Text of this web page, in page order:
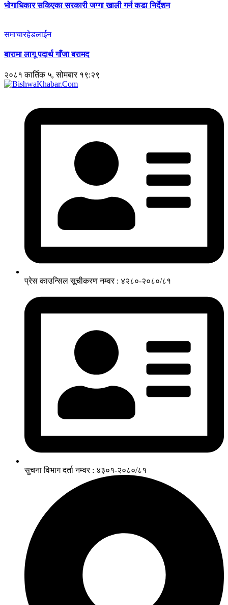
भोगाधिकार सकिएका सरकारी जग्गा खाली गर्न कडा निर्देशन
समाचारहेडलाईन
बारामा लागू पदार्थ गाँजा बरामद
२०८१ कार्तिक ५, सोमबार १९:२९
प्रेस काउन्सिल सूचीकरण नम्वर : ४२८०-२०८०/८१
सुचना विभाग दर्ता नम्वर : ४३०१-२०८०/८१